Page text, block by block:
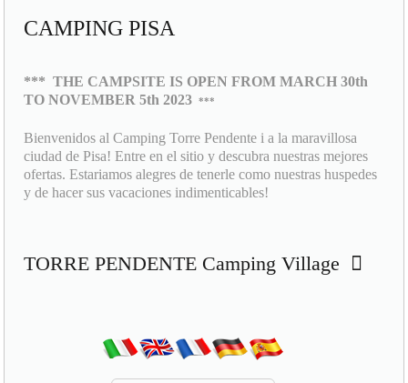
CAMPING PISA
*** THE CAMPSITE IS OPEN FROM MARCH 30th
TO NOVEMBER 5th 2023
***
Bienvenidos al Camping Torre Pendente i a la maravillosa
ciudad de Pisa! Entre en el sitio y descubra nuestras mejores
ofertas. Estariamos alegres de tenerle como nuestras huspedes
y de hacer sus vacaciones indimenticables!
TORRE PENDENTE Camping Village